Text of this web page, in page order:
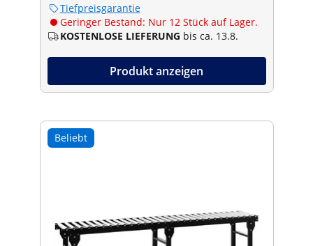
Tiefpreisgarantie
Geringer Bestand: Nur 12 Stück auf Lager.
KOSTENLOSE LIEFERUNG bis ca. 13.8.
Produkt anzeigen
Beliebt